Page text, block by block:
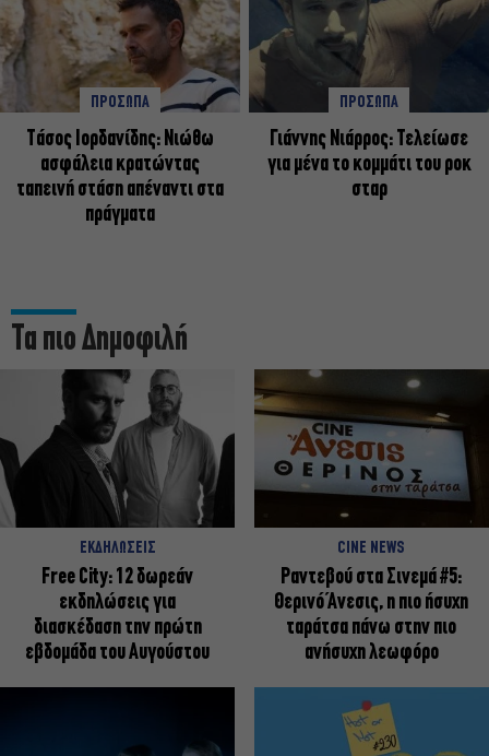
ΠΡΟΣΩΠΑ
Tάσος Ιορδανίδης: Νιώθω
ασφάλεια κρατώντας
ταπεινή στάση απέναντι στα
πράγματα
ΠΡΟΣΩΠΑ
Γιάννης Νιάρρος: Τελείωσε
για μένα το κομμάτι του ροκ
σταρ
Τα πιο Δημοφιλή
ΕΚΔΗΛΩΣΕΙΣ
Free City: 12 δωρεάν
εκδηλώσεις για
διασκέδαση την πρώτη
εβδομάδα του Αυγούστου
CINE NEWS
Ραντεβού στα Σινεμά #5:
Θερινό Άνεσις, η πιο ήσυχη
ταράτσα πάνω στην πιο
ανήσυχη λεωφόρο